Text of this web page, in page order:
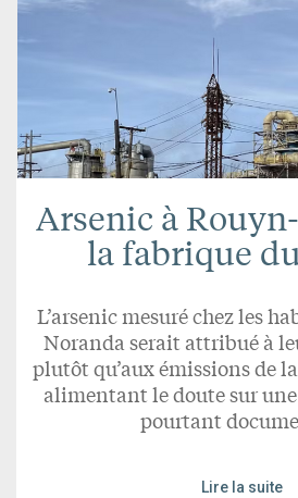
Arsenic à
la fabrique
L’arsenic mesuré chez les
Noranda serait attribué à
plutôt qu’aux émissions de
alimentant le doute sur
pourtant
Lire la suite